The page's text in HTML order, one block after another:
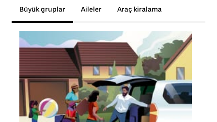
Büyük gruplar Aileler Araç kiralama